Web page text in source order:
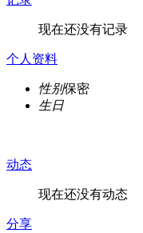
现在还没有记录
个人资料
性别保密
生日
动态
现在还没有动态
分享